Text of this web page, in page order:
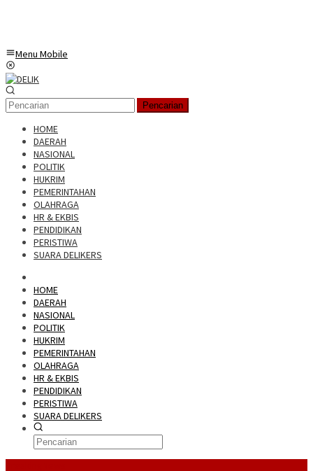
Menu Mobile
Pencarian
HOME
DAERAH
NASIONAL
POLITIK
HUKRIM
PEMERINTAHAN
OLAHRAGA
HR & EKBIS
PENDIDIKAN
PERISTIWA
SUARA DELIKERS
HOME
DAERAH
NASIONAL
POLITIK
HUKRIM
PEMERINTAHAN
OLAHRAGA
HR & EKBIS
PENDIDIKAN
PERISTIWA
SUARA DELIKERS